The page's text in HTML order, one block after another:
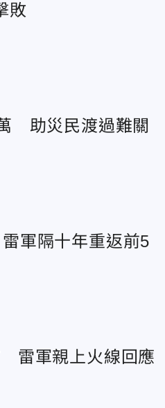
敗
助災民渡過難關
軍隔十年重返前5
雷軍親上火線回應